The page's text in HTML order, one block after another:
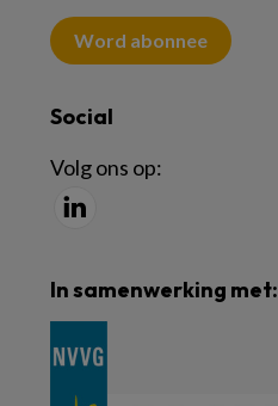
Word abonnee
Social
Volg ons op:
In samenwerking met: